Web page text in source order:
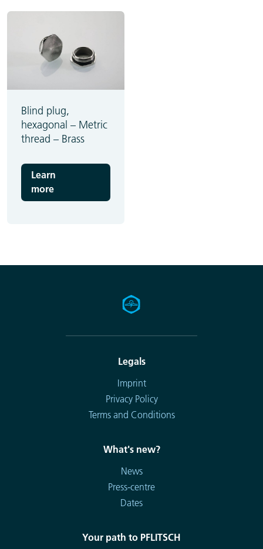
Blind plug,
hexagonal – Metric
thread – Brass
Learn
more
Legals
Imprint
Privacy Policy
Terms and Conditions
What's new?
News
Press-centre
Dates
Your path to PFLITSCH